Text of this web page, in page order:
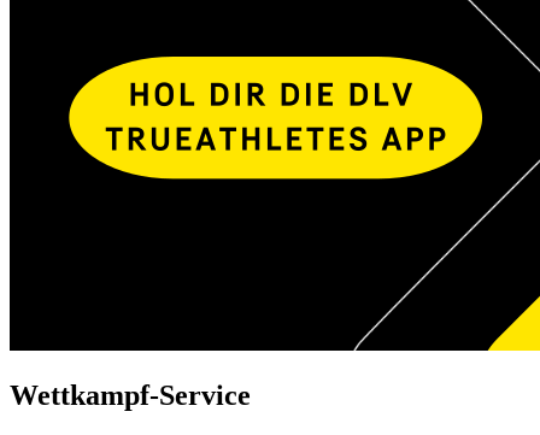
Wettkampf-Service